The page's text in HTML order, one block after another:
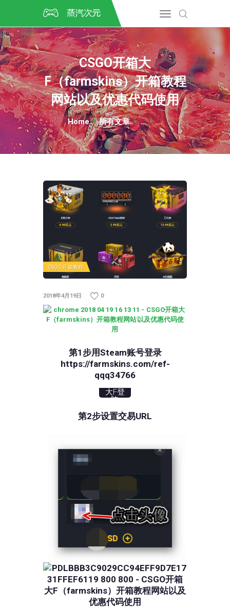
CSGO开箱大
F（farmskins）开箱教程
网站以及优惠代码使用
Home 所有文章 ... ...
CSGO开箱
DOTA2开箱
开箱教程
CSGO/DOTA2/绝地求生第
三方开箱
COSPLAY
CSGO音乐盒
CSGO手套
CSGO刀
CSGO开箱教程
2018年4月19日 0
第1步用Steam账号登录
https://farmskins.com/ref-
qqq34766
大F登
陆
第2步设置交易URL